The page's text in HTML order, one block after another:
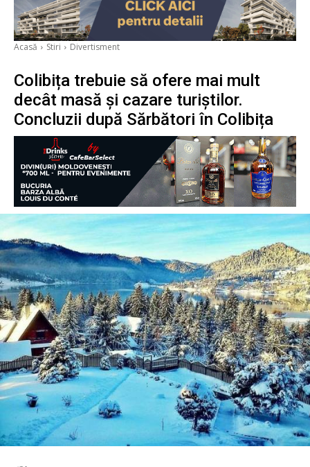
Acasă Stiri Divertisment
Colibița trebuie să ofere mai mult
decât masă și cazare turiștilor.
Concluzii după Sărbători în Colibița